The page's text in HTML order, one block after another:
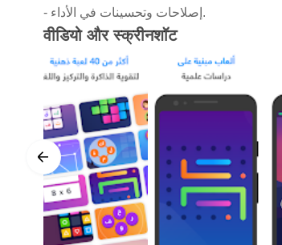
प्रदर्शन को जानें और दूसरों के साथ इसकी तुलना करें!
- إصلاحات وتحسينات في الأداء.
वीडियो और स्क्रीनशॉट